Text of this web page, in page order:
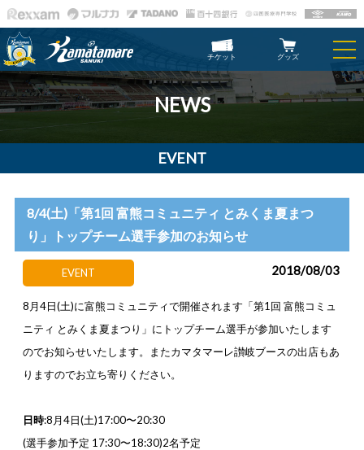
チケット グッズ
NEWS
EVENT
8/4(土)「第1回 富熊コミュニティ とみくま夏まつ
り」トップチーム選手参加のお知らせ
EVENT 2018/08/03
8月4日(土)に富熊コミュニティで開催されます「第1回 富熊コミュ
ニティ とみくま夏まつり」にトップチーム選手が参加いたします
のでお知らせいたします。またカマタマーレ讃岐ブースの出店もあ
りますのでお立ち寄りください。
日時:8月4日(土)17:00〜20:30
(選手参加予定 17:30〜18:30)2名予定